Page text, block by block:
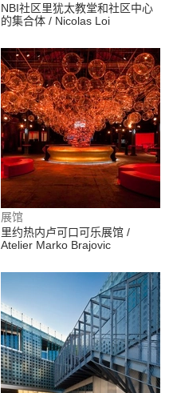
NBI社区里犹太教堂和社区中心
的集合体 / Nicolas Loi
展馆
里约热内卢可口可乐展馆 /
Atelier Marko Brajovic